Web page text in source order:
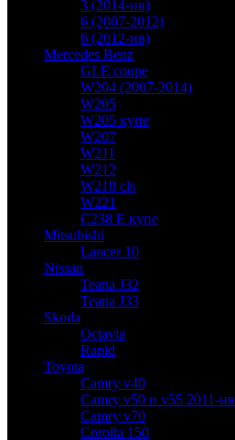
3 (2014-нв)
6 (2007-2012)
6 (2012-нв)
Mercedes Benz
GLE coupe
W204 (2007-2014)
W205
W205 купе
W207
W211
W212
W218 cls
W221
C238 E купе
Mitsubishi
Lancer 10
Nissan
Teana J32
Teana J33
Skoda
Octavia
Rapid
Toyota
Camry v40
Camry v50 и v55 2011-нв
Camry v70
Corolla 150